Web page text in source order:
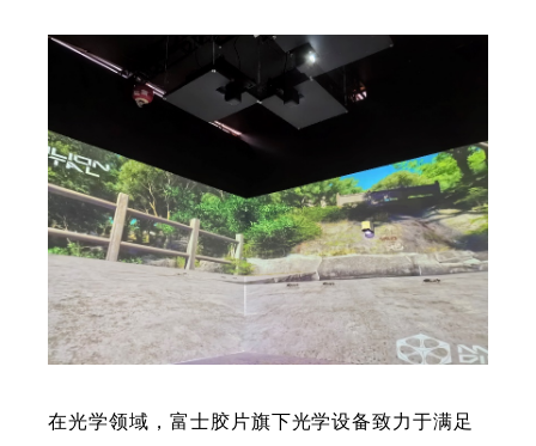
在光学领域，富士胶片旗下光学设备致力于满足